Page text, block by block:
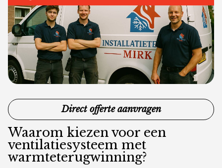
Direct offerte aanvragen
Waarom kiezen voor een
ventilatiesysteem met
warmteterugwinning?